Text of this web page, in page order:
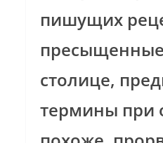
пишущих
пресыщенные
столице,
термины при